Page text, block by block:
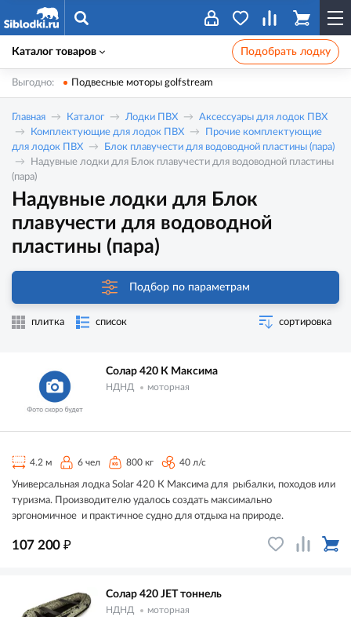
Каталог товаров Подобрать лодку
Выгодно: Подвесные моторы golfstream
Главная Каталог Лодки ПВХ
Аксессуары для лодок ПВХ
Комплектующие для лодок ПВХ
Прочие комплектующие
для лодок ПВХ
Блок плавучести для водоводной пластины (пара)
Надувные лодки для Блок плавучести для водоводной пластины
(пара)
Надувные лодки для Блок
плавучести для водоводной
пластины (пара)
Подбор по параметрам
плитка список сортировка
Солар 420 К Максима
НДНД моторная
4.2 м 6 чел 800 кг 40 л/с
Универсальная лодка Solar 420 К Максима для рыбалки, походов или
туризма. Производителю удалось создать максимально
эргономичное и практичное судно для отдыха на природе.
107 200 ₽
Солар 420 JET тоннель
НДНД моторная